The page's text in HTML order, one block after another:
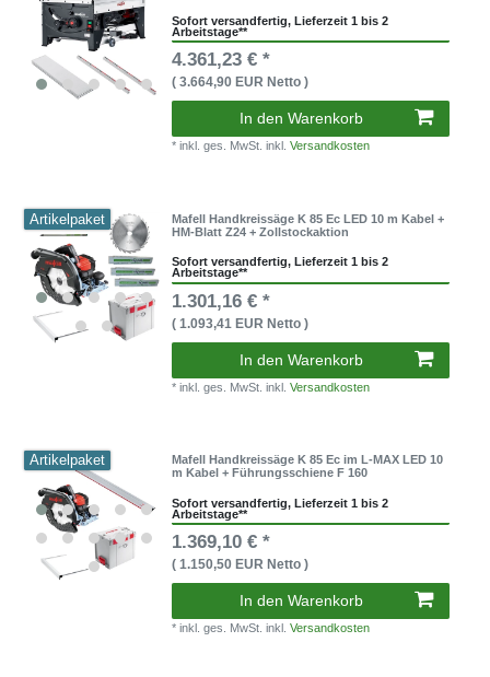
Sofort versandfertig, Lieferzeit 1 bis 2
Arbeitstage**
4.361,23 € *
( 3.664,90 EUR Netto )
In den Warenkorb
* inkl. ges. MwSt. inkl.Versandkosten
Artikelpaket
Mafell Handkreissäge K 85 Ec LED 10 m Kabel +
HM-Blatt Z24 + Zollstockaktion
Sofort versandfertig, Lieferzeit 1 bis 2
Arbeitstage**
1.301,16 € *
( 1.093,41 EUR Netto )
In den Warenkorb
* inkl. ges. MwSt. inkl.Versandkosten
Artikelpaket
Mafell Handkreissäge K 85 Ec im L-MAX LED 10
m Kabel + Führungsschiene F 160
Sofort versandfertig, Lieferzeit 1 bis 2
Arbeitstage**
1.369,10 € *
( 1.150,50 EUR Netto )
In den Warenkorb
* inkl. ges. MwSt. inkl.Versandkosten